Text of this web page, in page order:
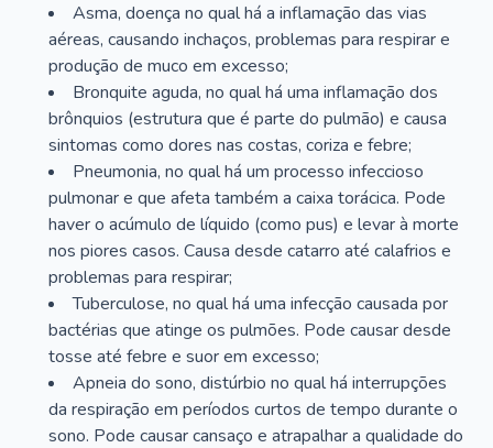
Asma, doença no qual há a inflamação das vias
aéreas, causando inchaços, problemas para respirar e
produção de muco em excesso;
Bronquite aguda, no qual há uma inflamação dos
brônquios (estrutura que é parte do pulmão) e causa
sintomas como dores nas costas, coriza e febre;
Pneumonia, no qual há um processo infeccioso
pulmonar e que afeta também a caixa torácica. Pode
haver o acúmulo de líquido (como pus) e levar à morte
nos piores casos. Causa desde catarro até calafrios e
problemas para respirar;
Tuberculose, no qual há uma infecção causada por
bactérias que atinge os pulmões. Pode causar desde
tosse até febre e suor em excesso;
Apneia do sono, distúrbio no qual há interrupções
da respiração em períodos curtos de tempo durante o
sono. Pode causar cansaço e atrapalhar a qualidade do